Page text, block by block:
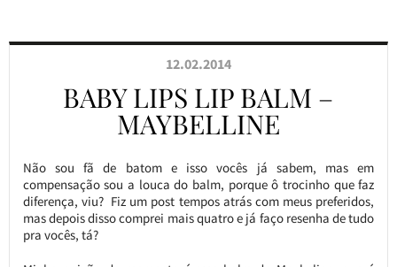
12.02.2014
BABY LIPS LIP BALM –
MAYBELLINE
Não sou fã de batom e isso vocês já sabem, mas em
compensação sou a louca do balm, porque ô trocinho que faz
diferença, viu? Fiz um post tempos atrás com meus preferidos,
mas depois disso comprei mais quatro e já faço resenha de tudo
pra vocês, tá?